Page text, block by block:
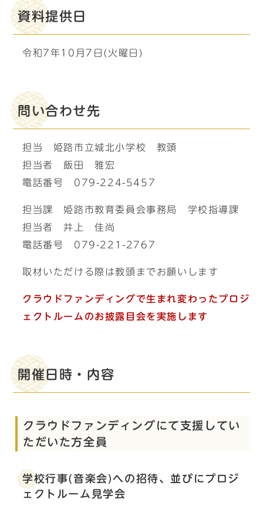
資料提供日
令和7年10月7日(火曜日)
問い合わせ先
担当 姫路市立城北小学校 教頭
担当者 飯田 雅宏
電話番号 079-224-5457
担当課 姫路市教育委員会事務局 学校指導課
担当者 井上 佳尚
電話番号 079-221-2767
取材いただける際は教頭までお願いします
クラウドファンディングで生まれ変わったプロジ
ェクトルームのお披露目会を実施します
開催日時・内容
クラウドファンディングにて支援してい
ただいた方全員
学校行事(音楽会)への招待、並びにプロジ
ェクトルーム見学会